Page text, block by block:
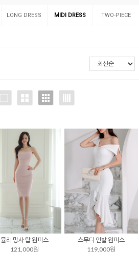
LONG DRESS MIDI DRESS TWO-PIECE
뮬리 망사 탑 원피스
121,000원
스무디 언발 원피스
119,000원